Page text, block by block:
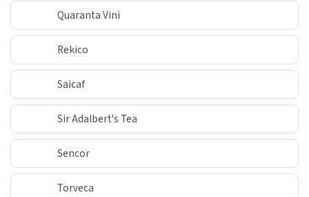
Quaranta Vini
Rekico
Saicaf
Sir Adalbert's Tea
Sencor
Torveca